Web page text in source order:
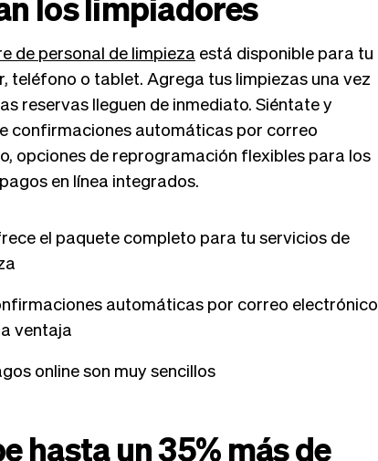
de personal de limpieza está disponible para tu
teléfono o tablet. Agrega tus limpiezas una vez
reservas lleguen de inmediato. Siéntate y
confirmaciones automáticas por correo
opciones de reprogramación flexibles para los
en línea integrados.
el paquete completo para tu servicios de
automáticas por correo electrónico
ventaja
online son muy sencillos
hasta un 35% más de